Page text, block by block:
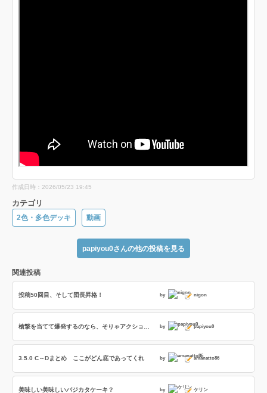
作成日時：2026/05/23 19:45
カテゴリ
2色・多色デッキ 動画
papiyou0さんの他の投稿を見る
関連投稿
投稿50回目、そして団長昇格！ by nigon
by papiyou0
3.5.0 C～Dまとめ ここがどん底であってくれ by amanatto86
美味しい美味しいバジカタケーキ？ by ケリン